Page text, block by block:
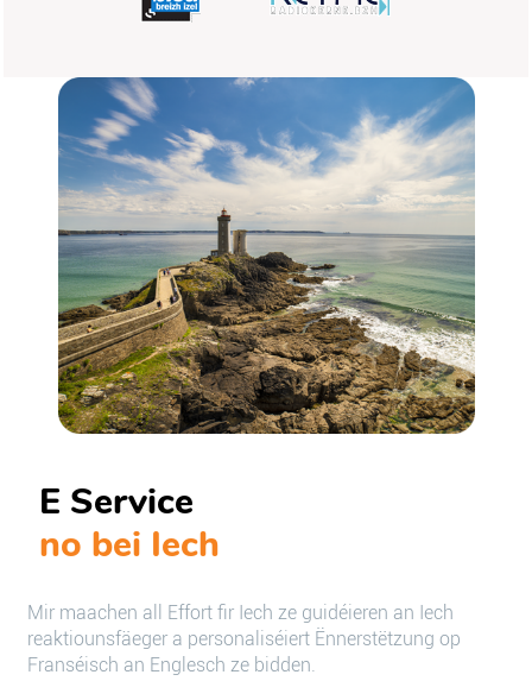
E Service
no bei Iech
Mir maachen all Effort fir Iech ze guidéieren an Iech
reaktiounsfäeger a personaliséiert Ënnerstëtzung op
Franséisch an Englesch ze bidden.